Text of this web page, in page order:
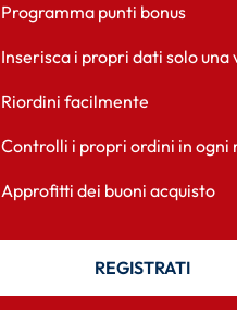
Programma punti bonus
Inserisca i propri dati solo una
Riordini facilmente
Controlli i propri ordini in ogni
Approfitti dei buoni acquisto
REGISTRATI